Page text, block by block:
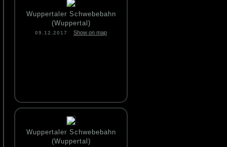
Wuppertaler Schwebebahn
(Wuppertal)
09.12.2017 Show on map
Wuppertaler Schwebebahn
(Wuppertal)